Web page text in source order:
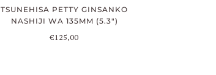
TSUNEHISA PETTY GINSANKO
NASHIJI WA 135MM (5.3")
€125,00